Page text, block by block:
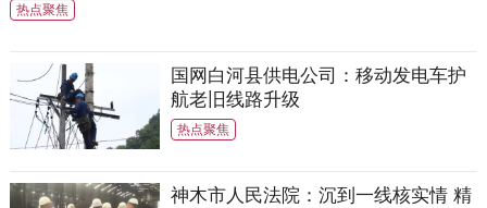
热点聚焦
国网白河县供电公司：移动发电车护
航老旧线路升级
热点聚焦
神木市人民法院：沉到一线核实情 精